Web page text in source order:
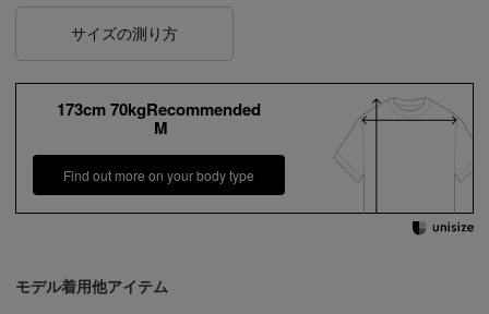
サイズの測り方
173cm 70kgRecommended
M
Find out more on your body type
モデル着用他アイテム